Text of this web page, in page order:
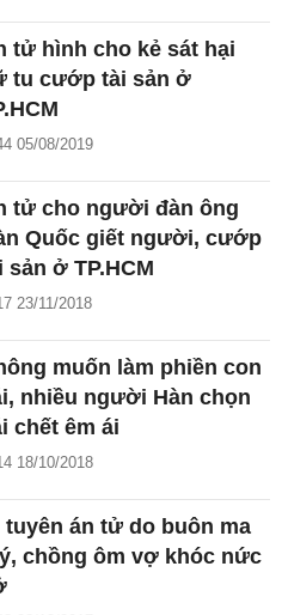
tử hình cho kẻ sát hại
tu cướp tài sản ở
05/08/2019
tử cho người đàn ông
Quốc giết người, cướp
sản ở TP.HCM
23/11/2018
muốn làm phiền con
nhiều người Hàn chọn
chết êm ái
18/10/2018
tuyên án tử do buôn ma
chồng ôm vợ khóc nức